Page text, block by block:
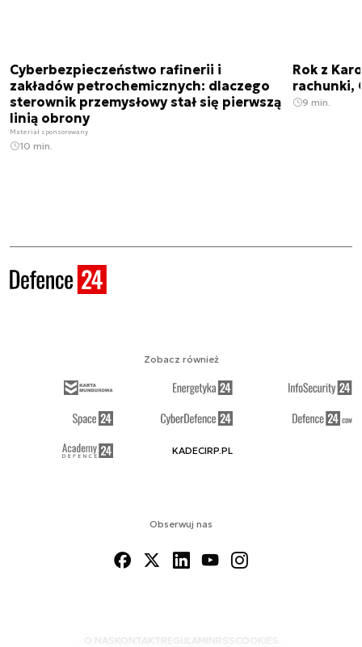
Cyberbezpieczeństwo rafinerii i
zakładów petrochemicznych: dlaczego
sterownik przemysłowy stał się pierwszą
linią obrony
Materiał sponsorowany
10 min.
Rok z
rachunki,
9 min.
Obserwuj nas
O NAS KONTAKTREGULAMINRSS COOKIES
Zobacz również
KADECIRP.PL